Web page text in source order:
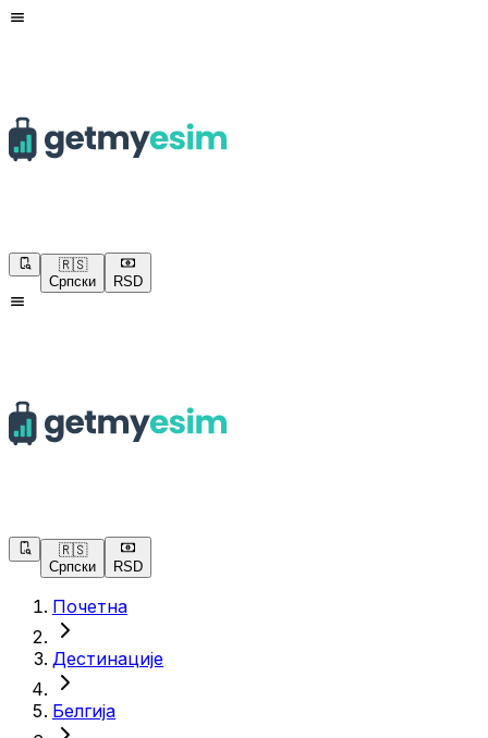
🇷🇸
Српски
RSD
🇷🇸
Српски
RSD
Почетна
Дестинације
Белгија